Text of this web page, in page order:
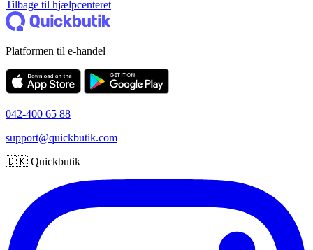
Tilbage til hjælpcenteret
Platformen til e-handel
042-400 65 88
support@quickbutik.com
🇩🇰 Quickbutik